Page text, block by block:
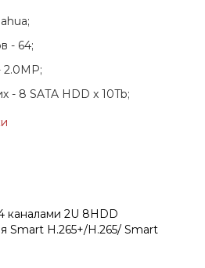
- 64;
2.0MP;
- 8 SATA HDD x 10Tb;
каналами 2U 8HDD
Smart H.265+/H.265/ Smart